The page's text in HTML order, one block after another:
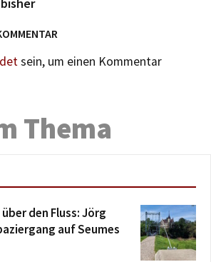
sein, um einen Kommentar
Thema
den Fluss: Jörg
auf Seumes